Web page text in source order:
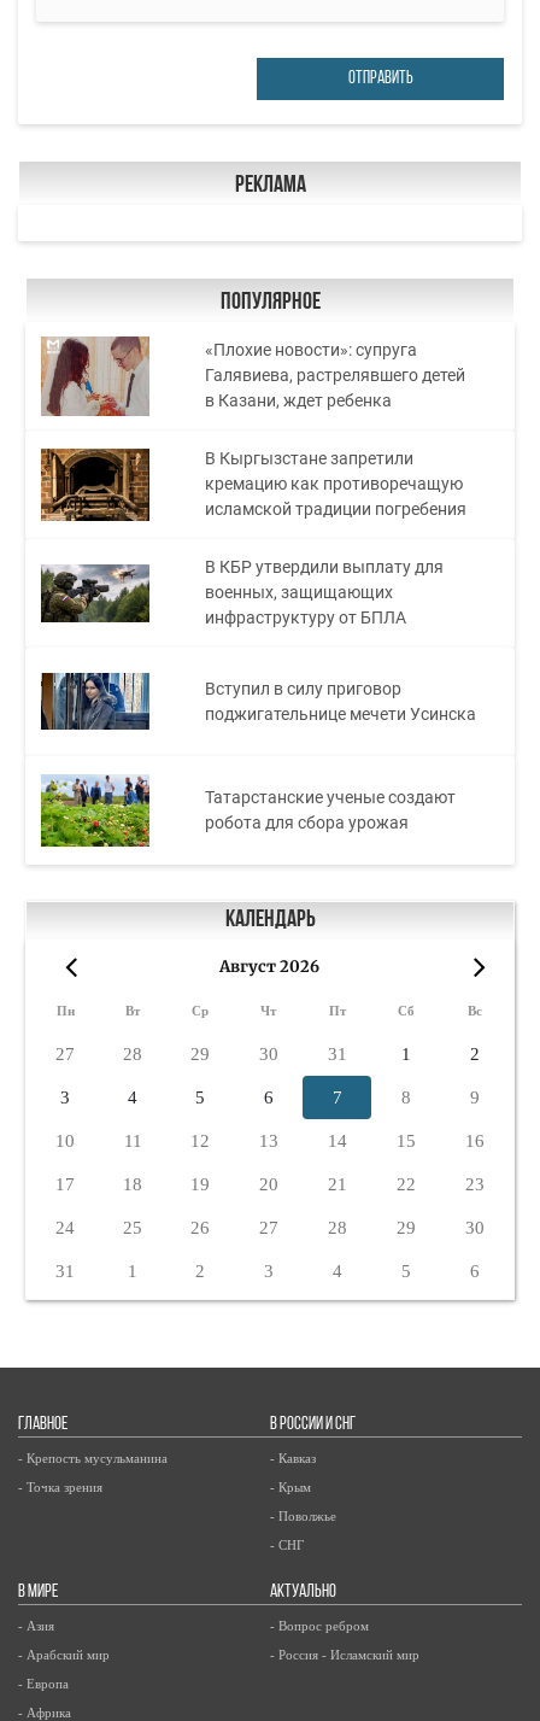
ОТПРАВИТЬ
Реклама
Популярное
«Плохие новости»: супруга
Галявиева, растрелявшего детей
в Казани, ждет ребенка
В Кыргызстане запретили
кремацию как противоречащую
исламской традиции погребения
В КБР утвердили выплату для
военных, защищающих
инфраструктуру от БПЛА
Вступил в силу приговор
поджигательнице мечети Усинска
Татарстанские ученые создают
робота для сбора урожая
Календарь
Август 2026
Пн Вт Ср Чт Пт Сб Вс
27 28 29 30 31 1 2
3 4 5 6 7 8 9
10 11 12 13 14 15 16
17 18 19 20 21 22 23
24 25 26 27 28 29 30
31 1 2 3 4 5 6
ГЛАВНОЕ
- Крепость мусульманина
- Точка зрения
В РОССИИ И СНГ
- Кавказ
- Крым
- Поволжье
- СНГ
В МИРЕ
- Азия
- Арабский мир
- Европа
- Африка
АКТУАЛЬНО
- Вопрос ребром
- Россия - Исламский мир